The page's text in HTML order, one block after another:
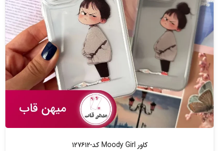
کاور Moody Girl کد-۱۲۷۶۱۲